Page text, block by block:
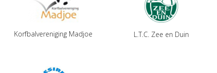
Korfbalvereniging Madjoe L.T.C. Zee en Duin